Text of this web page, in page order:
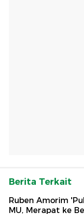
Berita Terkait
Ruben Amorim
MU, Merapat ke